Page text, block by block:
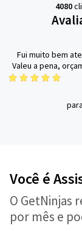
4080
Fui muito bem
Valeu a pena,
para
Você é
O GetNinjas
por mês e